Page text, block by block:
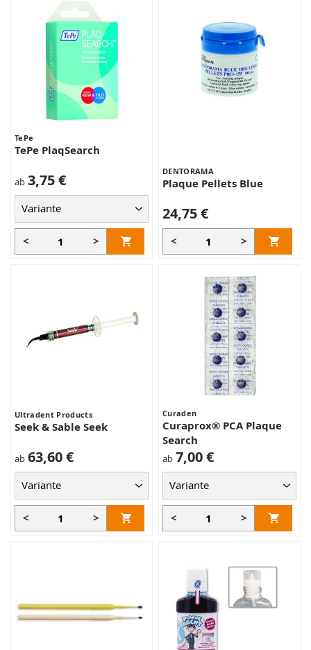
TePe
TePe PlaqSearch
ab 3,75 €
< >
DENTORAMA
Plaque Pellets Blue
24,75 €
< >
Ultradent Products
Seek & Sable Seek
ab 63,60 €
< >
Curaden
Curaprox® PCA Plaque
Search
ab 7,00 €
< >